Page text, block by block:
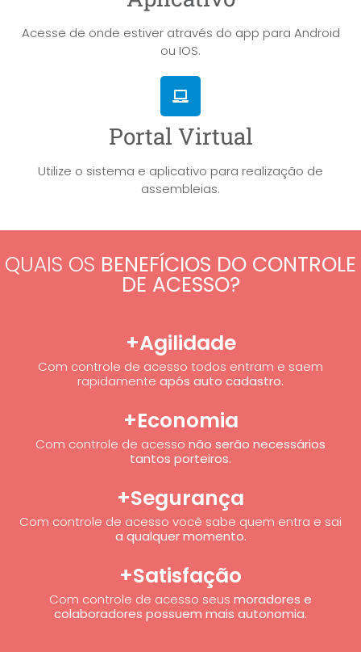
Acesse de onde estiver através do app para Android
ou IOS.
Portal Virtual
Utilize o sistema e aplicativo para realização de
assembleias.
QUAIS OS BENEFÍCIOS DO CONTROLE
DE ACESSO?
+Agilidade
Com controle de acesso todos entram e saem
rapidamente após auto cadastro.
+Economia
Com controle de acesso não serão necessários
tantos porteiros.
+Segurança
Com controle de acesso você sabe quem entra e sai
a qualquer momento.
+Satisfação
Com controle de acesso seus moradores e
colaboradores possuem mais autonomia.